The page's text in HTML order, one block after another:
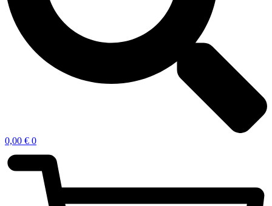
0,00 € 0